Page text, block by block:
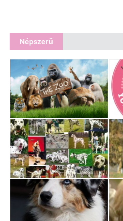
Népszerű